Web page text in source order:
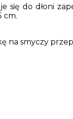
się do dłoni
cm.
na smyczy